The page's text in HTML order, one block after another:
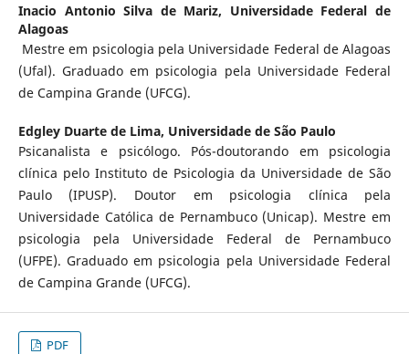
Inacio Antonio Silva de Mariz, Universidade Federal de
Alagoas
Mestre em psicologia pela Universidade Federal de Alagoas
(Ufal). Graduado em psicologia pela Universidade Federal
de Campina Grande (UFCG).
Edgley Duarte de Lima, Universidade de São Paulo
Psicanalista e psicólogo. Pós-doutorando em psicologia
clínica pelo Instituto de Psicologia da Universidade de São
Paulo (IPUSP). Doutor em psicologia clínica pela
Universidade Católica de Pernambuco (Unicap). Mestre em
psicologia pela Universidade Federal de Pernambuco
(UFPE). Graduado em psicologia pela Universidade Federal
de Campina Grande (UFCG).
PDF